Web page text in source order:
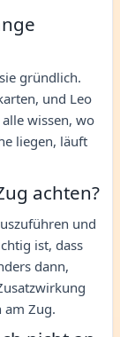
gründlich.
und Leo
wissen, wo
liegen, läuft
achten?
und
ist, dass
dann,
am Zug.